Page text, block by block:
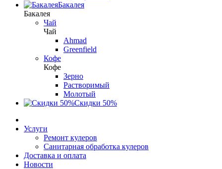
Бакалея
Бакалея
Чай
Чай
Ahmad
Greenfield
Кофе
Кофе
Зерно
Растворимый
Молотый
Скидки 50%
Услуги
Ремонт кулеров
Санитарная обработка кулеров
Доставка и оплата
Новости